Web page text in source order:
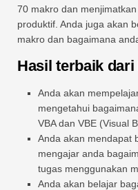
70 makro dan
produktif. Anda juga akan
makro dan bagaimana
Hasil terbaik
Anda akan
mengetahui
VBA dan VBE (Visual
Anda akan mendapat
mengajar anda
tugas menggunakan
Anda akan belajar